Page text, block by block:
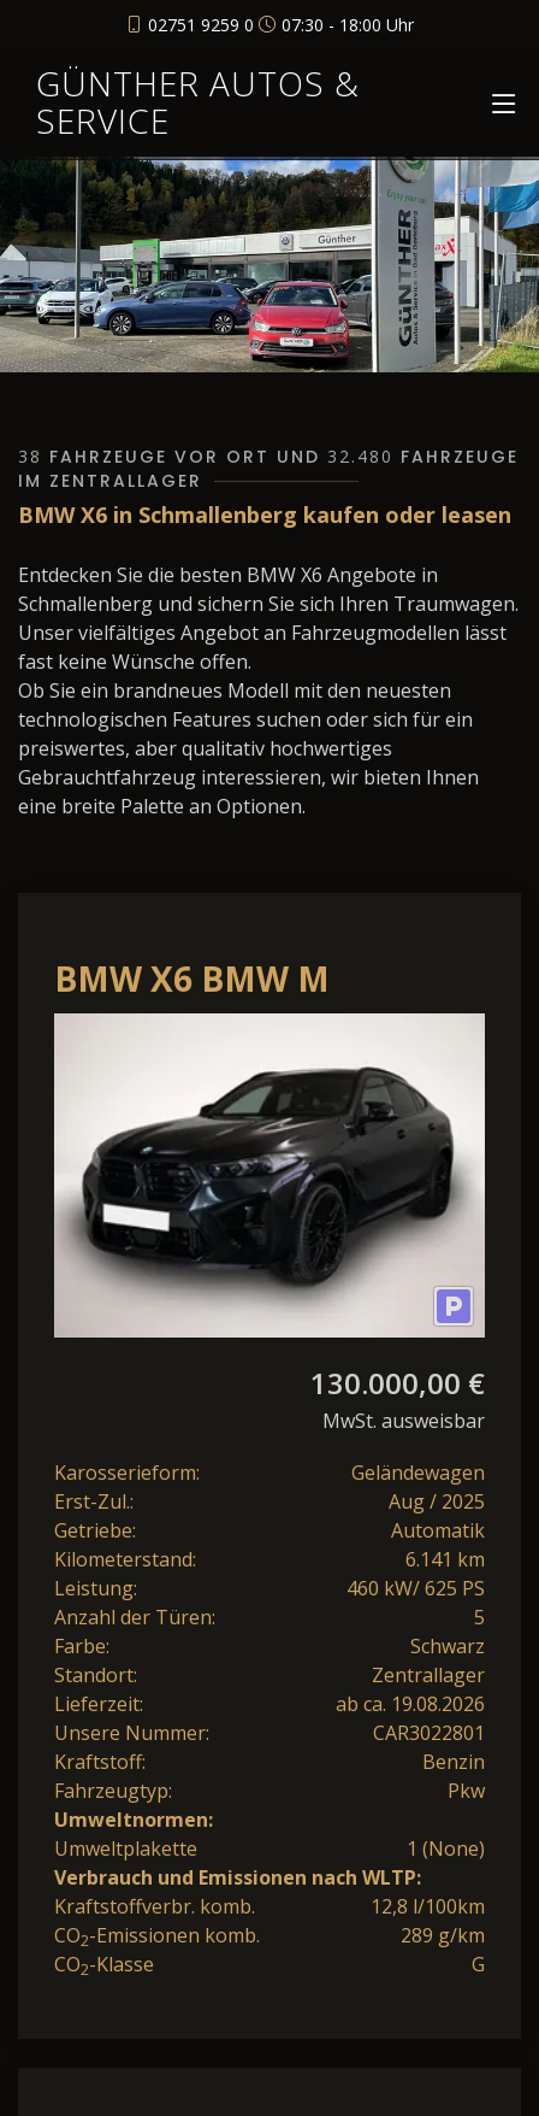
02751 9259 0 07:30 - 18:00 Uhr
GÜNTHER AUTOS &
SERVICE
38 FAHRZEUGE VOR ORT UND 32.480 FAHRZEUGE
IM ZENTRALLAGER
BMW X6 in Schmallenberg kaufen oder leasen
Entdecken Sie die besten BMW X6 Angebote in
Schmallenberg und sichern Sie sich Ihren Traumwagen.
Unser vielfältiges Angebot an Fahrzeugmodellen lässt
fast keine Wünsche offen.
Ob Sie ein brandneues Modell mit den neuesten
technologischen Features suchen oder sich für ein
preiswertes, aber qualitativ hochwertiges
Gebrauchtfahrzeug interessieren, wir bieten Ihnen
eine breite Palette an Optionen.
BMW X6 BMW M
Competition 460 kW (625
PS) 8-Gang Step
130.000,00 €
MwSt. ausweisbar
Karosserieform:
Geländewagen
Erst-Zul.:
Aug / 2025
Getriebe:
Automatik
Kilometerstand:
6.141 km
Leistung:
460 kW/ 625 PS
Anzahl der Türen:
5
Farbe:
Schwarz
Standort:
Zentrallager
Lieferzeit:
ab ca. 19.08.2026
Unsere Nummer:
CAR3022801
Kraftstoff:
Benzin
Fahrzeugtyp:
Pkw
Umweltnormen:
Umweltplakette
1 (None)
Verbrauch und Emissionen nach WLTP:
Kraftstoffverbr. komb.
12,8 l/100km
CO2-Emissionen komb.
289 g/km
CO2-Klasse G